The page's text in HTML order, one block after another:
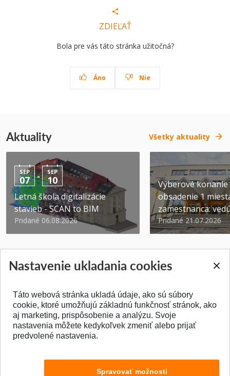
ZDIEĽAŤ
Bola pre vás táto stránka užitočná?
Áno Nie
Aktuality Všetky aktuality
SEP
07 - SEP
10
Letná škola digitalizácie
stavieb - SCAN to BIM
Pridané 06.08.2026
Výberové konanie
obsadenie 1
zamestnanca:
Pridané 21.07.2026
SPÄŤ NA VRCH
Nastavenie ukladania cookies
Táto webová stránka ukladá údaje, ako sú súbory
cookie, ktoré umožňujú základnú funkčnosť stránok, ako
aj marketing, prispôsobenie a analýzu. Svoje
nastavenia môžete kedykoľvek zmeniť alebo prijať
predvolené nastavenia.
Spravovať možnosti